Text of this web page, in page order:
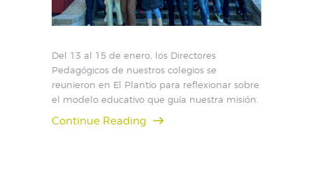
Del 13 al 15 de enero, los Directores
Pedagógicos de nuestros colegios se
reunieron en El Plantío para reflexionar sobre
el modelo educativo que guía nuestra misión.
Continue Reading